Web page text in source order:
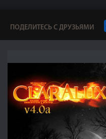
ПОДЕЛИТЕСЬ С ДРУЗЬЯМИ